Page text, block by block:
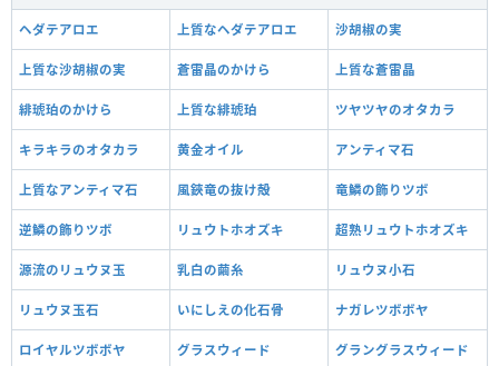
ヘダテアロエ 上質なヘダテアロエ 沙胡椒の実
上質な沙胡椒の実 蒼雷晶のかけら 上質な蒼雷晶
緋琥珀のかけら 上質な緋琥珀 ツヤツヤのオタカラ
キラキラのオタカラ 黄金オイル アンティマ石
上質なアンティマ石 風鋏竜の抜け殻 竜鱗の飾りツボ
逆鱗の飾りツボ リュウトホオズキ 超熟リュウトホオズキ
源流のリュウヌ玉 乳白の繭糸 リュウヌ小石
リュウヌ玉石 いにしえの化石骨 ナガレツボボヤ
ロイヤルツボボヤ グラスウィード グラングラスウィード